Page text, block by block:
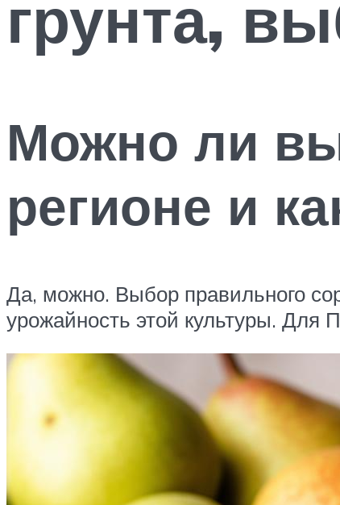
грунта,
Можно ли
регионе и
Да, можно. Выбор правильного
урожайность этой культуры.